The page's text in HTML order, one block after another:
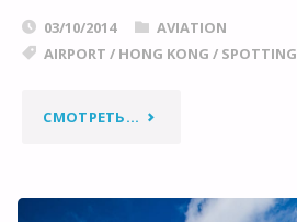
03/10/2014
AVIATION
AIRPORT / HONG KONG / SPOTTING
СМОТРЕТЬ... "ЗАКУРИТЬ
АЭРОПОРТУ…"